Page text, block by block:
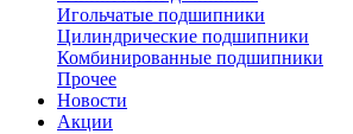
Игольчатые подшипники
Цилиндрические подшипники
Комбинированные подшипники
Прочее
Новости
Акции